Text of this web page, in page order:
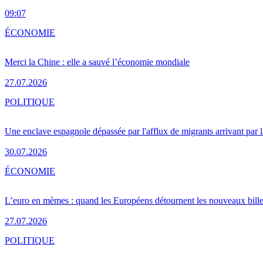
09:07
Merci la Chine : elle a sauvé l’économie mondiale
27.07.2026
ÉCONOMIE
Une enclave espagnole dépassée par l'afflux de migrants arrivant par
30.07.2026
POLITIQUE
L’euro en mèmes : quand les Européens détournent les nouveaux
27.07.2026
ÉCONOMIE
POLITIQUE